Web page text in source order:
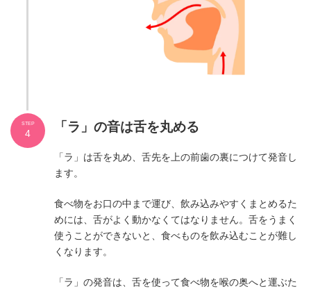
「ラ」の音は舌を丸める
「ラ」は舌を丸め、舌先を上の前歯の裏につけて発音し
ます。
食べ物をお口の中まで運び、飲み込みやすくまとめるた
めには、舌がよく動かなくてはなりません。舌をうまく
使うことができないと、食べものを飲み込むことが難し
くなります。
「ラ」の発音は、舌を使って食べ物を喉の奥へと運ぶた
STEP
4